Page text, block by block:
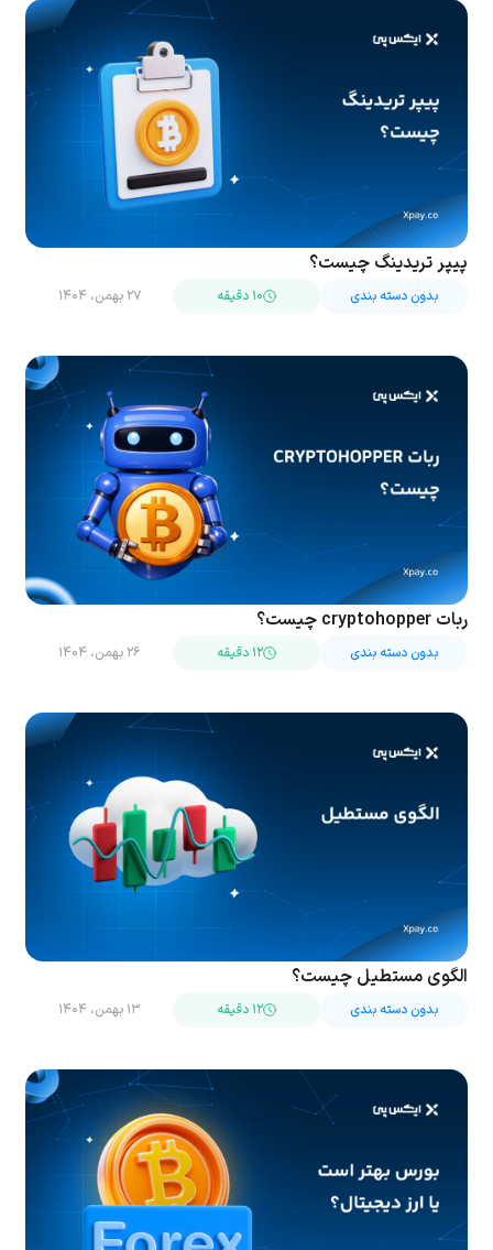
پیپر تریدینگ چیست؟
بدون دسته بندی ۱۰ دقیقه ۲۷ بهمن، ۱۴۰۴
ربات cryptohopper چیست؟
بدون دسته بندی ۱۲ دقیقه ۲۶ بهمن، ۱۴۰۴
الگوی مستطیل چیست؟
بدون دسته بندی ۱۲ دقیقه ۱۳ بهمن، ۱۴۰۴